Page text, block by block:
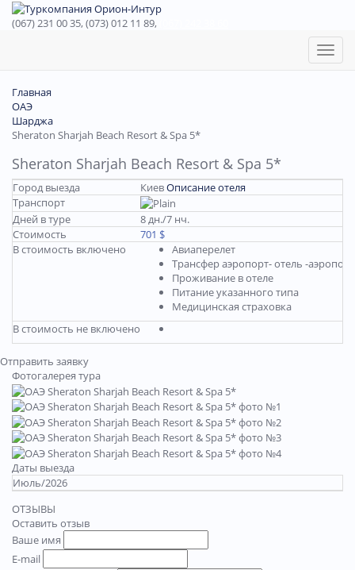
(067) 231 00 35, (073) 012 11 89,
Toggle
Главная
ОАЭ
Шарджа
Sheraton Sharjah Beach Resort & Spa 5*
Sheraton Sharjah Beach Resort & Spa 5*
Город выезда КиевОписание отеля
Транспорт
Дней в туре
8 дн./7 нч.
Стоимость
701 $
В стоимость включено
Авиаперелет
Трансфер аэропорт- отель -аэропорт
Проживание в отеле
Питание указанного типа
Медицинская страховка
В стоимость не включено
Отправить заявку
Фотогалерея тура
Даты выезда
Июль/2026
ОТЗЫВЫ
Оставить отзыв
Ваше имя
E-mail